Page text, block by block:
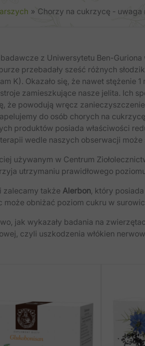
Chorzy na cukrzycę - uwaga
badawcze z Uniwersytetu Ben-​
przebadały sześć różnych
K). Okazało się, że nawet stężenie
zamieszkujące nasze jelita. Ich
że powodują wręcz
do osób chorych na
produktów posiada właściwości
wedle naszych obserwacji
używanym w Centrum
utrzymaniu prawidłowego
zalecamy także Alerbon, który
może obniżać poziom cukru w
jak wykazały badania na
czyli uszkodzenia włókien